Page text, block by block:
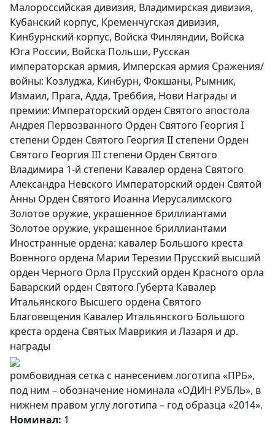
Малороссийская дивизия, Владимирская дивизия,
Кубанский корпус, Кременчугская дивизия,
Кинбурнский корпус, Войска Финляндии, Войска
Юга России, Войска Польши, Русская
императорская армия, Имперская армия Сражения/
войны: Козлуджа, Кинбурн, Фокшаны, Рымник,
Измаил, Прага, Адда, Треббия, Нови Награды и
премии: Императорский орден Святого апостола
Андрея Первозванного Орден Святого Георгия I
степени Орден Святого Георгия II степени Орден
Святого Георгия III степени Орден Святого
Владимира 1-й степени Кавалер ордена Святого
Александра Невского Императорский орден Святой
Анны Орден Святого Иоанна Иерусалимского
Золотое оружие, украшенное бриллиантами
Золотое оружие, украшенное бриллиантами
Иностранные ордена: кавалер Большого креста
Военного ордена Марии Терезии Прусский высший
орден Черного Орла Прусский орден Красного орла
Баварский орден Святого Губерта Кавалер
Итальянского Высшего ордена Святого
Благовещения Кавалер Итальянского Большого
креста ордена Святых Маврикия и Лазаря и др.
награды
ромбовидная сетка с нанесением логотипа «ПРБ»,
под ним – обозначение номинала «ОДИН РУБЛЬ», в
нижнем правом углу логотипа – год образца «2014».
Номинал: 1